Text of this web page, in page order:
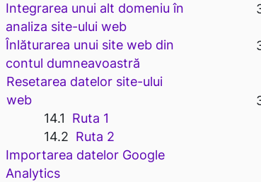
Integrarea unui alt domeniu în
analiza site-ului web
Înlăturarea unui site web din
contul dumneavoastră
Resetarea datelor site-ului
web
Ruta 1
Ruta 2
Importarea datelor Google
Analytics